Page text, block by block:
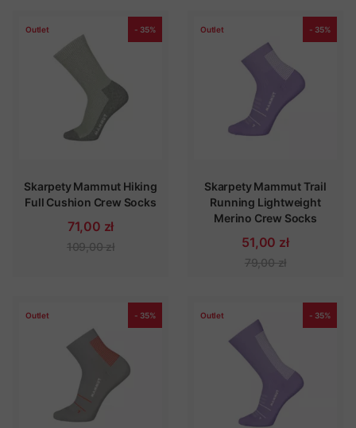
Outlet - 35%
Skarpety Mammut Hiking
Full Cushion Crew Socks
71,00 zł
109,00 zł
Outlet - 35%
Skarpety Mammut Trail
Running Lightweight
Merino Crew Socks
51,00 zł
79,00 zł
Outlet - 35% Outlet - 35%